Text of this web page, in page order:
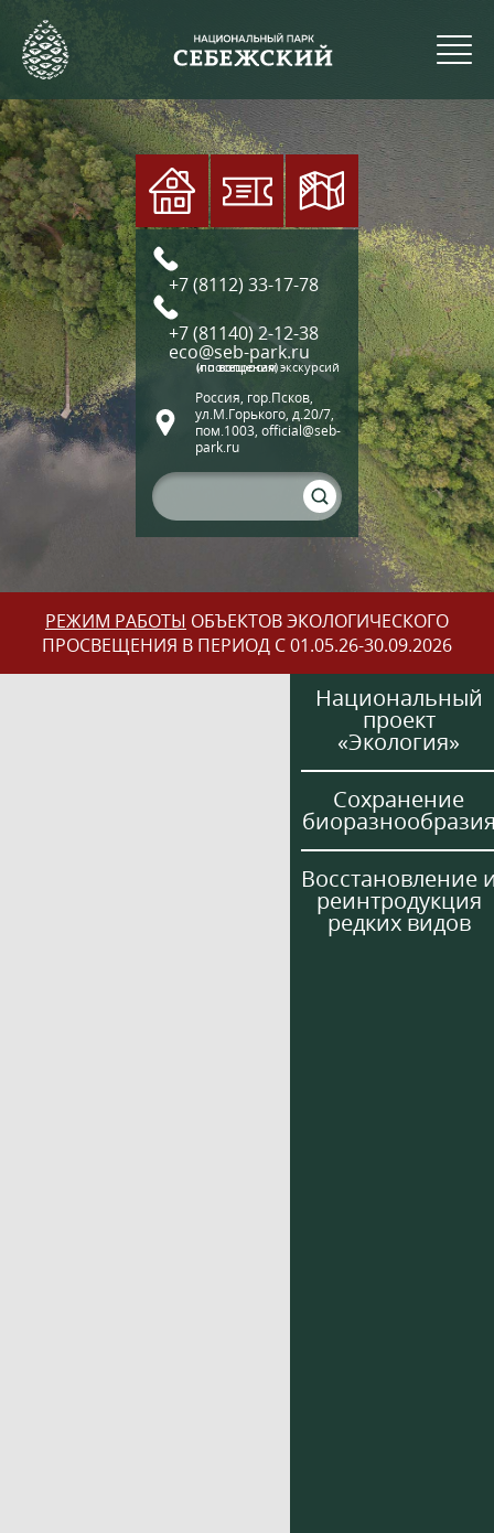
+7 (8112) 33-17-78
+7 (81140) 2-12-38
eco@seb-park.ru
(по вопросам экскурсий и посещения)
Россия, гор.Псков,
ул.М.Горького, д.20/7,
пом.1003, official@seb-
park.ru
РЕЖИМ РАБОТЫ ОБЪЕКТОВ ЭКОЛОГИЧЕСКОГО
ПРОСВЕЩЕНИЯ В ПЕРИОД С 01.05.26-30.09.2026
Национальный
проект
«Экология»
Сохранение
Восстановление
реинтродукция
редких видов